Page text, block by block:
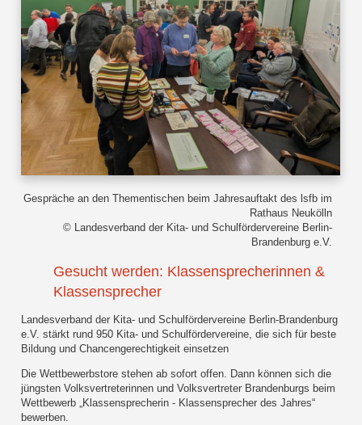
Gespräche an den Thementischen beim Jahresauftakt des lsfb im
Rathaus Neukölln
© Landesverband der Kita- und Schulfördervereine Berlin-
Brandenburg e.V.
Gesucht werden: Klassensprecherinnen &
Klassensprecher
Landesverband der Kita- und Schulfördervereine Berlin-Brandenburg
e.V. stärkt rund 950 Kita- und Schulfördervereine, die sich für beste
Bildung und Chancengerechtigkeit einsetzen
Die Wettbewerbstore stehen ab sofort offen. Dann können sich die
jüngsten Volksvertreterinnen und Volksvertreter Brandenburgs beim
Wettbewerb „Klassensprecherin - Klassensprecher des Jahres“
bewerben.